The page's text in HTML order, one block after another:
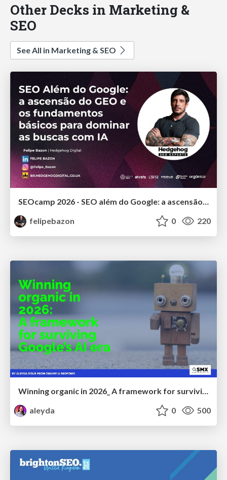
Other Decks in Marketing &
SEO
See All in Marketing & SEO
SEOcamp 2026 - SEO além do Google: a ascensão do GEO e os fundamentos básicos para dominar as buscas com IA
felipebazon
0 220
Winning organic in 2026_ A framework for surviving Google’s AI era
aleyda
0 500